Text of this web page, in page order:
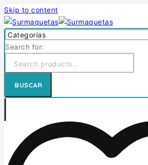
Skip to content
Search for:
BUSCAR